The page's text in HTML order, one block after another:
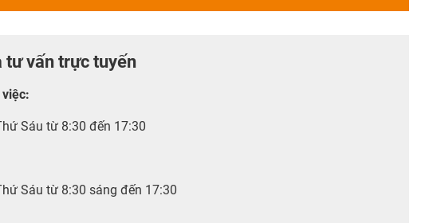
tư vấn trực tuyến
:
Sáu từ 8:30 đến 17:30
Sáu từ 8:30 sáng đến 17:30